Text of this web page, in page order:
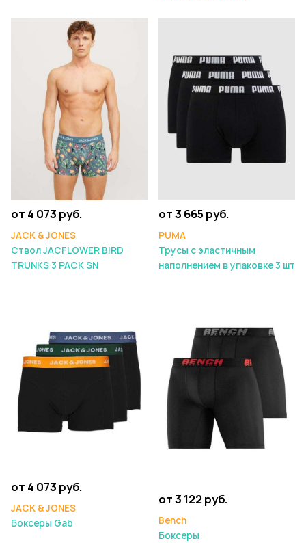
от 4 073 руб.
JACK & JONES
Ствол JACFLOWER BIRD
TRUNKS 3 PACK SN
от 3 665 руб.
PUMA
Трусы с эластичным
наполнением в упаковке 3 шт
от 4 073 руб.
JACK & JONES
Боксеры Gab
от 3 122 руб.
Bench
Боксеры